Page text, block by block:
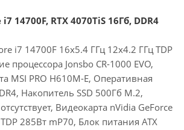
14700F, RTX 4070TiS 16Гб, DDR4
i7 14700F 16x5.4 ГГц 12x4.2 ГГц TDP
процессора Jonsbo CR-1000 EVO,
MSI PRO H610M-E, Оперативная
Накопитель SSD 500Гб M.2,
Видеокарта nVidia GeForce
285Вт mP70, Блок питания ATX